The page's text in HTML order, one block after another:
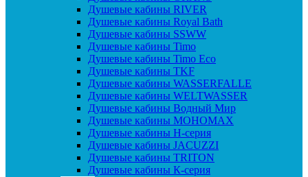
Душевые кабины RIVER
Душевые кабины Royal Bath
Душевые кабины SSWW
Душевые кабины Timo
Душевые кабины Timo Eco
Душевые кабины TKF
Душевые кабины WASSERFALLE
Душевые кабины WELTWASSER
Душевые кабины Водный Мир
Душевые кабины МОНОМАХ
Душевые кабины H-серия
Душевые кабины JACUZZI
Душевые кабины TRITON
Душевые кабины К-серия